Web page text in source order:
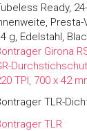
Ready,
Presta-
g, Edelstahl,
Girona
TPI, 700 x 42
TLR-
TLR